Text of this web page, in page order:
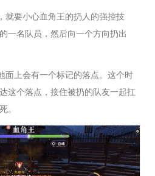
要小心血角王的扔人的强控技
一名队员，然后向一个方向扔出
上会有一个标记的落点。这个时
这个落点，接住被扔的队友一起扛
。